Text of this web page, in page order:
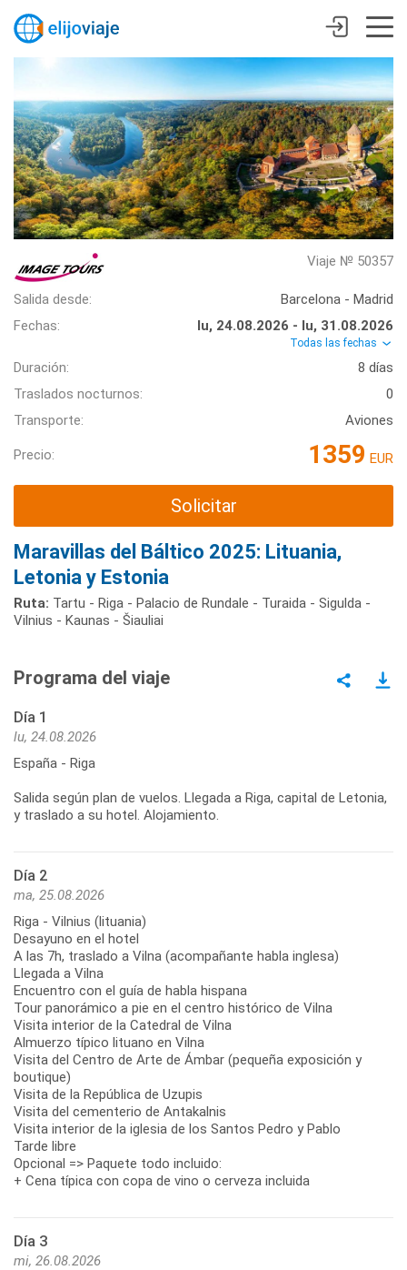
Viaje № 50357
Salida desde:
Barcelona - Madrid
Fechas:
lu, 24.08.2026 - lu, 31.08.2026
Todas las fechas
Duración:
8 días
Traslados nocturnos:
0
Transporte:
Aviones
Precio: 1359 EUR
Solicitar
Maravillas del Báltico 2025: Lituania,
Letonia y Estonia
Ruta: Tartu - Riga - Palacio de Rundale - Turaida - Sigulda -
Vilnius - Kaunas - Šiauliai
Programa del viaje
Día 1
lu, 24.08.2026
España - Riga
Salida según plan de vuelos. Llegada a Riga, capital de Letonia,
y traslado a su hotel. Alojamiento.
Día 2
ma, 25.08.2026
Riga - Vilnius (lituania)
Desayuno en el hotel
A las 7h, traslado a Vilna (acompañante habla inglesa)
Llegada a Vilna
Encuentro con el guía de habla hispana
Tour panorámico a pie en el centro histórico de Vilna
Visita interior de la Catedral de Vilna
Almuerzo típico lituano en Vilna
Visita del Centro de Arte de Ámbar (pequeña exposición y
boutique)
Visita de la República de Uzupis
Visita del cementerio de Antakalnis
Visita interior de la iglesia de los Santos Pedro y Pablo
Tarde libre
Opcional => Paquete todo incluido:
+ Cena típica con copa de vino o cerveza incluida
Día 3
mi, 26.08.2026